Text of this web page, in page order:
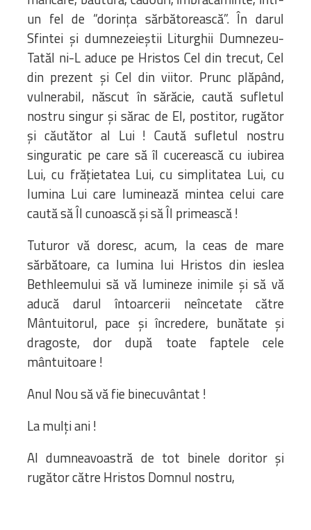
un fel de “dorința sărbătorească”. În darul
Sfintei și dumnezeieștii Liturghii Dumnezeu-
Tatăl ni-L aduce pe Hristos Cel din trecut, Cel
din prezent și Cel din viitor. Prunc plăpând,
vulnerabil, născut în sărăcie, caută sufletul
nostru singur și sărac de El, postitor, rugător
și căutător al Lui ! Caută sufletul nostru
singuratic pe care să îl cucerească cu iubirea
Lui, cu frățietatea Lui, cu simplitatea Lui, cu
lumina Lui care luminează mintea celui care
caută să Îl cunoască și să Îl primească !
Tuturor vă doresc, acum, la ceas de mare
sărbătoare, ca lumina lui Hristos din ieslea
Bethleemului să vă lumineze inimile și să vă
aducă darul întoarcerii neîncetate către
Mântuitorul, pace și încredere, bunătate și
dragoste, dor după toate faptele cele
mântuitoare !
Anul Nou să vă fie binecuvântat !
La mulți ani !
Al dumneavoastră de tot binele doritor și
rugător către Hristos Domnul nostru,